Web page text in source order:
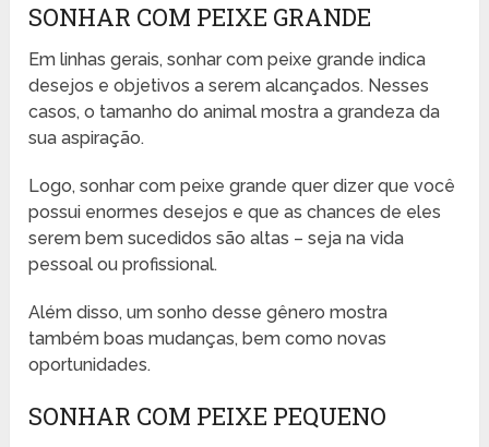
SONHAR COM PEIXE GRANDE
Em linhas gerais, sonhar com peixe grande indica
desejos e objetivos a serem alcançados. Nesses
casos, o tamanho do animal mostra a grandeza da
sua aspiração.
Logo, sonhar com peixe grande quer dizer que você
possui enormes desejos e que as chances de eles
serem bem sucedidos são altas – seja na vida
pessoal ou profissional.
Além disso, um sonho desse gênero mostra
também boas mudanças, bem como novas
oportunidades.
SONHAR COM PEIXE PEQUENO